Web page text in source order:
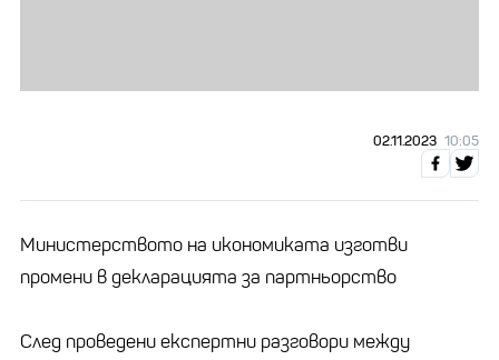
02.11.2023 10:05
Министерството на икономиката изготви
промени в декларацията за партньорство
След проведени експертни разговори между